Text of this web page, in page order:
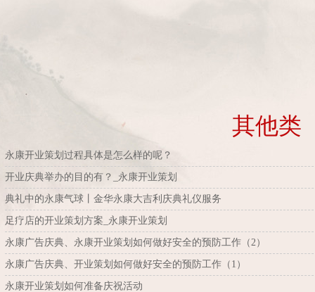
其他类
永康开业策划过程具体是怎么样的呢？
开业庆典举办的目的有？_永康开业策划
典礼中的永康气球丨金华永康大吉利庆典礼仪服务
足疗店的开业策划方案_永康开业策划
永康广告庆典、永康开业策划如何做好安全的预防工作（2）
永康广告庆典、开业策划如何做好安全的预防工作（1）
永康开业策划如何准备庆祝活动